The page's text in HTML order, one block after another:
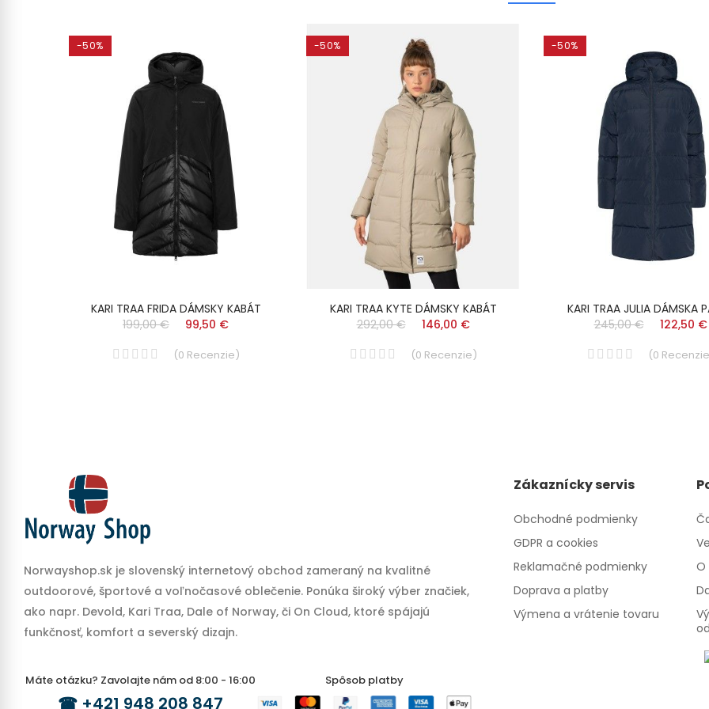
-50%
KARI TRAA FRIDA DÁMSKY KABÁT
199,00 €
99,50 €
(0 Recenzie)
-50%
KARI TRAA KYTE DÁMSKY KABÁT
292,00 €
146,00 €
(0 Recenzie)
-50%
KARI TRAA JULIA DÁMSKA
245,00 €
122,50 €
(0 Recenzie
Norwayshop.sk je slovenský internetový obchod zameraný na kvalitné
outdoorové, športové a voľnočasové oblečenie. Ponúka široký výber značiek,
ako napr. Devold, Kari Traa, Dale of Norway, či On Cloud, ktoré spájajú
funkčnosť, komfort a severský dizajn.
Máte otázku? Zavolajte nám od 8:00 - 16:00
☎ +421 948 208 847
Spôsob platby
Zákaznícky servis
Obchodné podmienky
GDPR a cookies
Reklamačné podmienky
Doprava a platby
Výmena a vrátenie tovaru
O